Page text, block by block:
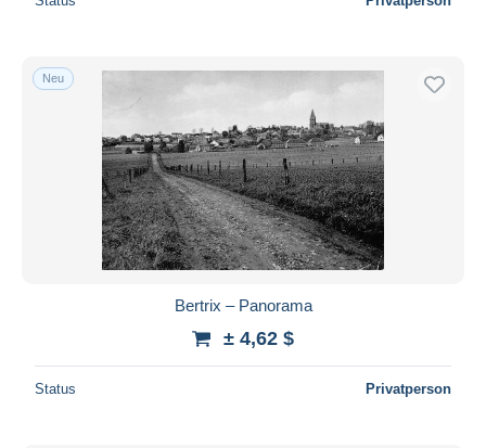
Neu
Bertrix – Panorama
± 4,62 $
Status Privatperson